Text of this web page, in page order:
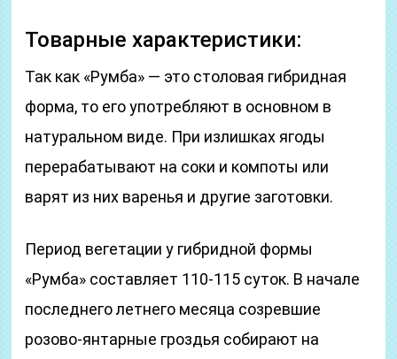
Товарные характеристики:
Так как «Румба» — это столовая гибридная
форма, то его употребляют в основном в
натуральном виде. При излишках ягоды
перерабатывают на соки и компоты или
варят из них варенья и другие заготовки.
Период вегетации у гибридной формы
«Румба» составляет 110-115 суток. В начале
последнего летнего месяца созревшие
розово-янтарные гроздья собирают на